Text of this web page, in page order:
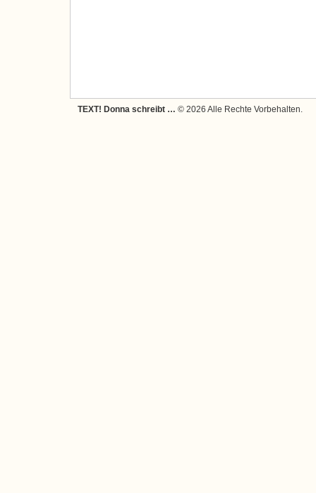
TEXT! Donna schreibt … © 2026 Alle Rechte Vorbehalten.